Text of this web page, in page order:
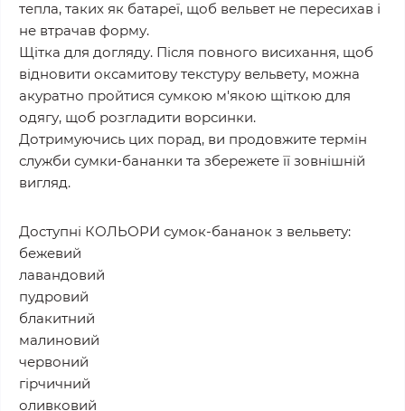
тепла, таких як батареї, щоб вельвет не пересихав і
не втрачав форму.
Щітка для догляду. Після повного висихання, щоб
відновити оксамитову текстуру вельвету, можна
акуратно пройтися сумкою м'якою щіткою для
одягу, щоб розгладити ворсинки.
Дотримуючись цих порад, ви продовжите термін
служби сумки-бананки та збережете її зовнішній
вигляд.
Доступні КОЛЬОРИ сумок-бананок з вельвету:
бежевий
лавандовий
пудровий
блакитний
малиновий
червоний
гірчичний
оливковий